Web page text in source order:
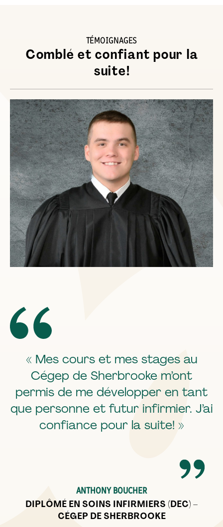
TÉMOIGNAGES
Comblé et confiant pour la
suite!
« Mes cours et mes stages au
Cégep de Sherbrooke m’ont
permis de me développer en tant
que personne et futur infirmier. J’ai
confiance pour la suite! »
ANTHONY BOUCHER
DIPLÔMÉ EN SOINS INFIRMIERS (DEC) –
CÉGEP DE SHERBROOKE